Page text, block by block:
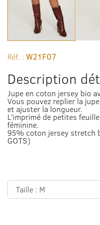
Réf. : W21F07
Description
Jupe en coton jersey bio
Vous pouvez replier la
et ajuster la longueur.
L'imprimé de petites
féminine.
95% coton jersey stretch
GOTS)